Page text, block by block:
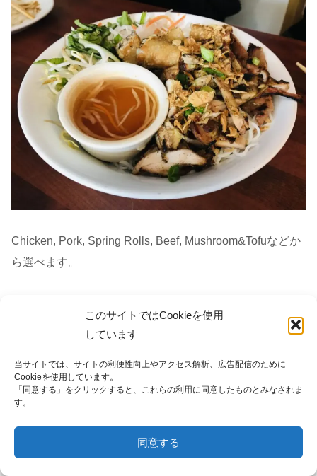
このサイトではCookieを使用
しています
当サイトでは、サイトの利便性向上やアクセス解析、広告配信のために
Cookieを使用しています。
「同意する」をクリックすると、これらの利用に同意したものとみなされま
す。
同意する
Chicken, Pork, Spring Rolls, Beef, Mushroom&Tofuなどか
ら選べます。
とは、大皿という意味です。
甘辛いソースが美味しかったです。